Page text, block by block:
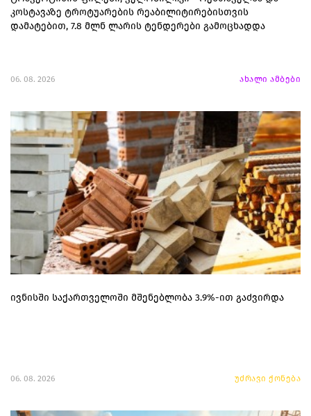
კოსტავაზე ტროტუარების რეაბილიტირებისთვის
დამატებით, 7.8 მლნ ლარის ტენდერები გამოცხადდა
06. 08. 2026 ახალი ამბები
ივნისში საქართველოში მშენებლობა 3.9%-ით გაძვირდა
06. 08. 2026 უძრავი ქონება